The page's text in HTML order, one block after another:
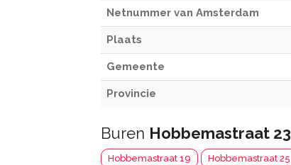
Netnummer van Amsterdam
Plaats
Gemeente
Provincie
Buren Hobbemastraat 23
Hobbemastraat 19 Hobbemastraat 25